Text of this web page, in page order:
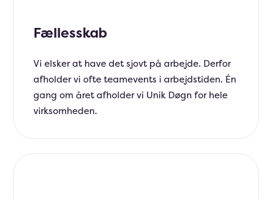
Fællesskab
Vi elsker at have det sjovt på arbejde. Derfor
afholder vi ofte teamevents i arbejdstiden. Én
gang om året afholder vi Unik Døgn for hele
virksomheden.